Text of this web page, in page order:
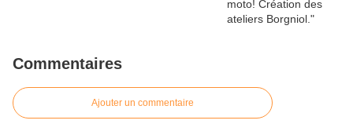
Commentaires
Ajouter un commentaire